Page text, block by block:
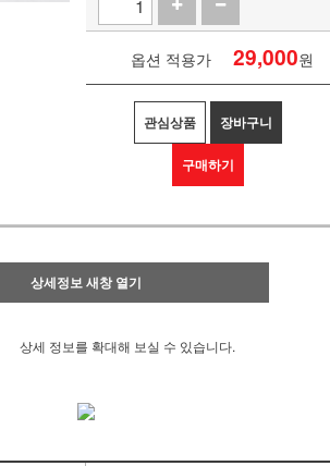
옵션 적용가 29,000원
관심상품 장바구니
구매하기
상세정보 새창 열기
상세 정보를 확대해 보실 수 있습니다.